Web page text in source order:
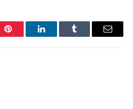
Pinterest LinkedInTumblr Email